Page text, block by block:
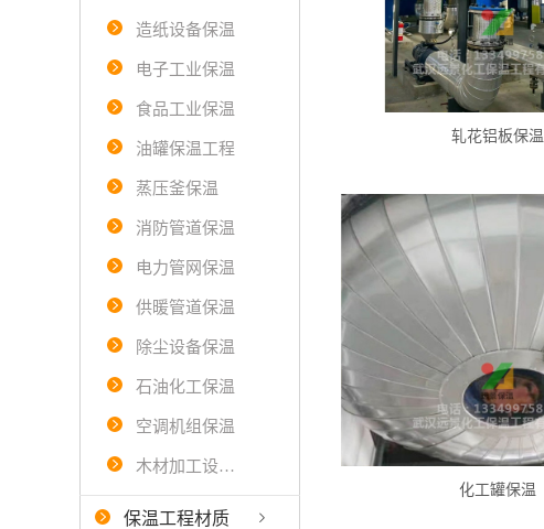
造纸设备保温
电子工业保温
食品工业保温
油罐保温工程
蒸压釜保温
消防管道保温
电力管网保温
供暖管道保温
除尘设备保温
石油化工保温
空调机组保温
木材加工设备保温
保温工程材质
轧花铝板保温
化工罐保温